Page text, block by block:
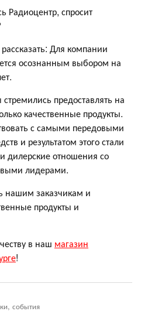
Радиоцентр, спросит
Для компании
осознанным выбором на
предоставлять на
качественные продукты.
с самыми передовыми
и результатом этого стали
дилерские отношения со
лидерами.
нашим заказчикам и
продукты и
в наш магазин
!
события